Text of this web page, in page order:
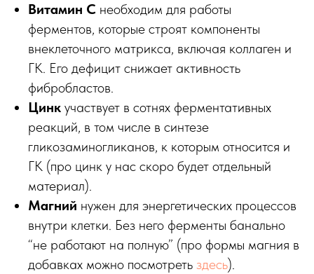
Витамин С необходим для работы
ферментов, которые строят компоненты
внеклеточного матрикса, включая коллаген и
ГК. Его дефицит снижает активность
фибробластов.
Цинк участвует в сотнях ферментативных
реакций, в том числе в синтезе
гликозаминогликанов, к которым относится и
ГК (про цинк у нас скоро будет отдельный
материал).
Магний нужен для энергетических процессов
внутри клетки. Без него ферменты банально
“не работают на полную” (про формы магния в
добавках можно посмотреть здесь).